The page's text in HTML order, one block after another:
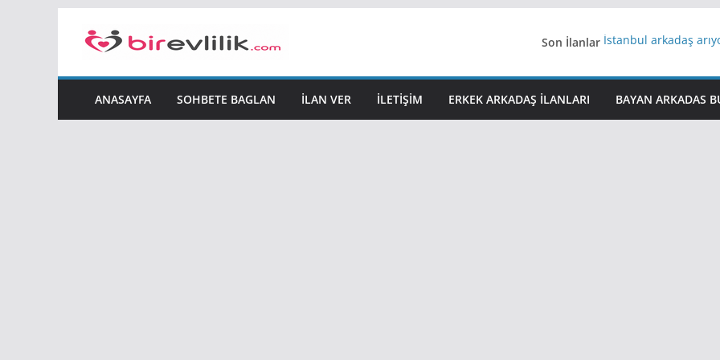
Son İlanlar İstanbul arkadaş
Yeni Bir Aşk Lazım
iş arayanlara iş
ANASAYFA SOHBETE BAGLAN İLAN VER İLETIŞIM ERKEK ARKADAŞ ILANLARI BAYAN ARKADAS